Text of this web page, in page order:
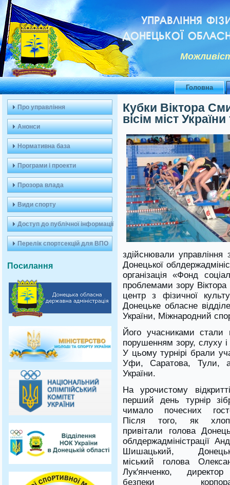
УПРАВЛІННЯ
ДОНЕЦЬКОЇ
Головна
Про управління
Анонси
Нормативна база
Програми і проекти
Прозора влада
Види спорту
Доступ до публічної інформації
Перелік спортсекцій для ВПО
Посилання
Кубки Віктора
вісім міст України
здійснювали управління
Донецької
організація «Фонд
проблемами зору
центр з фізичної
Донецьке обласне
України, Міжнародний
Його учасниками стали
порушенням зору, слуху
У цьому турнірі брали
Уфи, Саратова, Тули, а
України.
На
урочистому відкритті
перший день
турнір
чимало
почесних
Після
того, як
привітали
голова
облдержадміністрації
Шишацький,
міський голова
Лук'янченко,
директор
безпеки